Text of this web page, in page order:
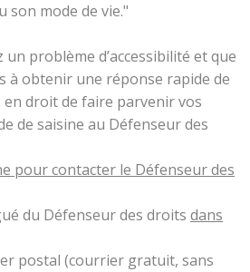
son mode de vie."
problème d’accessibilité et que
à obtenir une réponse rapide de
droit de faire parvenir vos
de saisine au Défenseur des
pour contacter le Défenseur des
du Défenseur des droits dans
postal (courrier gratuit, sans